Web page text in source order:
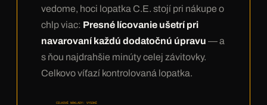
vedome, hoci lopatka C.E. stojí pri nákupe o
chlp viac: Presné lícovanie ušetrí pri
navarovaní každú dodatočnú úpravu — a
s ňou najdrahšie minúty celej závitovky.
Celkovo víťazí kontrolovaná lopatka.
CELKOVÉ NÁKLADY: VYSOKÉ